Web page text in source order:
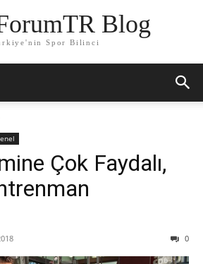
Blog
Spor Bilinci
Çok Faydalı,
0